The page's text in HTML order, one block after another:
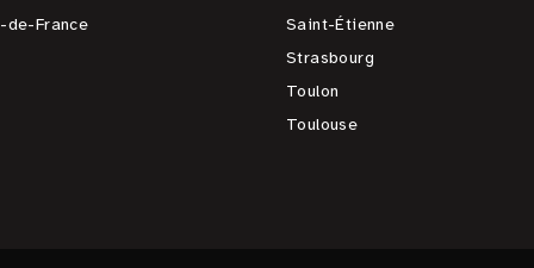
de-France
Saint-Étienne
Strasbourg
Toulon
Toulouse